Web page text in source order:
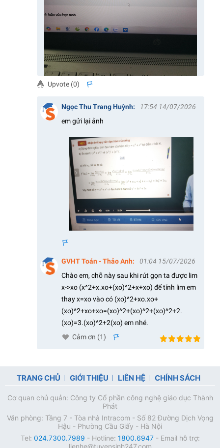
Upvote (0)
Ngọc Thu Trang Huỳnh:
17:54 14/07/2026
em gửi lại ảnh
GVHT Toán - Thảo Anh:
01:04 15/07/2026
Chào em, chỗ này sau khi rút gọn ta được lim
x->xo (x^2+x.xo+(xo)^2+x+xo) để tính lim em
thay x=xo vào có (xo)^2+xo.xo+
(xo)^2+xo+xo=(xo)^2+(xo)^2+(xo)^2+2.
(xo)=3.(xo)^2+2(xo) em nhé.
Cảm ơn (1)
TRANG CHỦ GIỚI THIỆU LIÊN HỆ CHÍNH SÁCH
Cơ quan chủ quản: Công ty Cổ phần công nghệ giáo dục Thành
Phát
Văn phòng: Tầng 7 - Tòa nhà Intracom - Số 82 Đường Dịch Vọng
Hậu - Phường Cầu Giấy - Hà Nội
Tel: 024.7300.7989 - Hotline: 1800.6947- Email hỗ trợ: